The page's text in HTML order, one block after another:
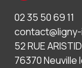
02 35 50 69 11
52 RUE
76370 Neuville